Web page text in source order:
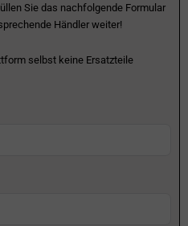
Sie das nachfolgende Formular
Händler weiter!
selbst keine Ersatzteile